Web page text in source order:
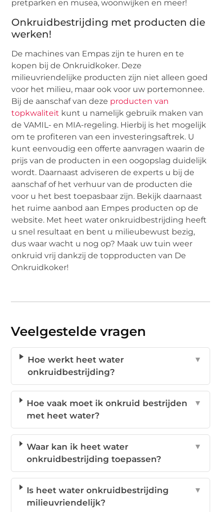
pretparken en musea, woonwijken en meer!
Onkruidbestrijding met producten die
werken!
De machines van Empas zijn te huren en te
kopen bij de Onkruidkoker. Deze
milieuvriendelijke producten zijn niet alleen goed
voor het milieu, maar ook voor uw portemonnee.
Bij de aanschaf van deze producten van
topkwaliteit kunt u namelijk gebruik maken van
de VAMIL- en MIA-regeling. Hierbij is het mogelijk
om te profiteren van een investeringsaftrek. U
kunt eenvoudig een offerte aanvragen waarin de
prijs van de producten in een oogopslag duidelijk
wordt. Daarnaast adviseren de experts u bij de
aanschaf of het verhuur van de producten die
voor u het best toepasbaar zijn. Bekijk daarnaast
het ruime aanbod aan Empes producten op de
website. Met heet water onkruidbestrijding heeft
u snel resultaat en bent u milieubewust bezig,
dus waar wacht u nog op? Maak uw tuin weer
onkruid vrij dankzij de topproducten van De
Onkruidkoker!
Veelgestelde vragen
Hoe werkt heet water
onkruidbestrijding?
▼
Hoe vaak moet ik onkruid bestrijden
met heet water?
▼
Waar kan ik heet water
onkruidbestrijding toepassen?
▼
Is heet water onkruidbestrijding
milieuvriendelijk?
▼